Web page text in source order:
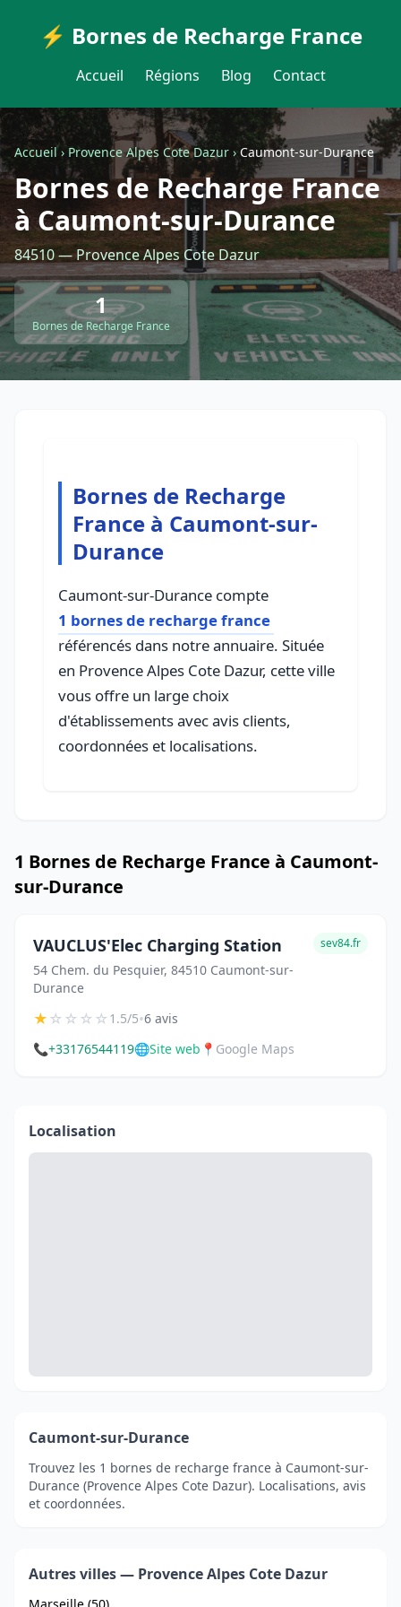
⚡ Bornes de Recharge France
Accueil Régions Blog Contact
Accueil›Provence Alpes Cote Dazur ›Caumont-sur-Durance
Bornes de Recharge France
à Caumont-sur-Durance
84510 — Provence Alpes Cote Dazur
1
Bornes de Recharge France
Bornes de Recharge
France à Caumont-sur-
Durance
Caumont-sur-Durance compte
1 bornes de recharge france
référencés dans notre annuaire. Située
en Provence Alpes Cote Dazur, cette ville
vous offre un large choix
d'établissements avec avis clients,
coordonnées et localisations.
1 Bornes de Recharge France à Caumont-
sur-Durance
VAUCLUS'Elec Charging Station
54 Chem. du Pesquier, 84510 Caumont-sur-
Durance
sev84.fr
★☆☆☆☆1.5/5•6 avis
📞+33176544119🌐Site web 📍 Google Maps
Localisation
Caumont-sur-Durance
Trouvez les 1 bornes de recharge france à Caumont-sur-
Durance (Provence Alpes Cote Dazur). Localisations, avis
et coordonnées.
Autres villes — Provence Alpes Cote Dazur